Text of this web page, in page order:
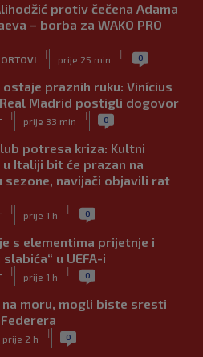
protiv čečena Adama
– borba za WAKO PRO
|
prije 25 min
| 0
praznih ruku: Vinícius
Madrid postigli dogovor
|
prije 33 min
| 0
potresa kriza: Kultni
Italiji bit će prazan na
sezone, navijači objavili rat
|
prije 1 h
| 0
s elementima prijetnje i
u UEFA-i
|
prije 1 h
| 0
na moru, mogli biste sresti
prije 2 h
| 0